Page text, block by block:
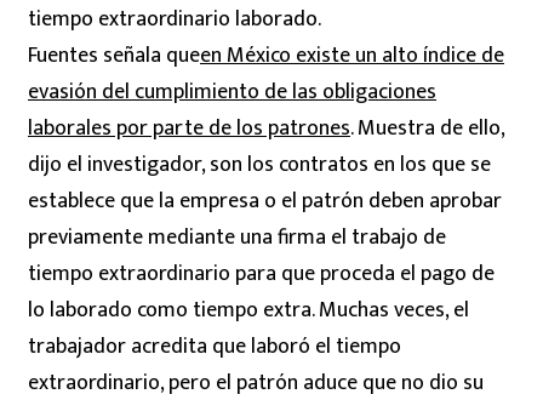
tiempo extraordinario laborado.
Fuentes señala queen México existe un alto índice de
evasión del cumplimiento de las obligaciones
laborales por parte de los patrones. Muestra de ello,
dijo el investigador, son los contratos en los que se
establece que la empresa o el patrón deben aprobar
previamente mediante una firma el trabajo de
tiempo extraordinario para que proceda el pago de
lo laborado como tiempo extra. Muchas veces, el
trabajador acredita que laboró el tiempo
extraordinario, pero el patrón aduce que no dio su